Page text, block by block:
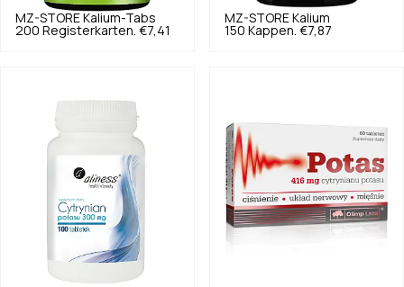
MZ-STORE Kalium-Tabs
200 Registerkarten. €7,41
MZ-STORE Kalium
150 Kappen. €7,87